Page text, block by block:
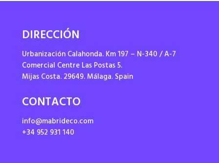
DIRECCIÓN
Urbanización Calahonda. Km 197 – N-340 / A-7
Comercial Centre Las Postas 5.
Mijas Costa. 29649. Málaga. Spain
CONTACTO
info@mabrideco.com
+34 952 931 140